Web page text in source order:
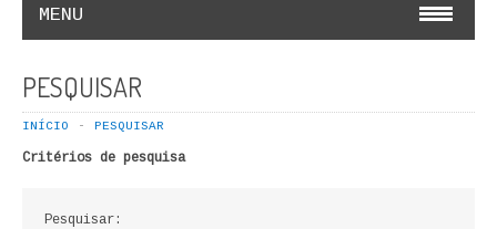
MENU
COSMOS INFANTIL
COLEÇÃO APRENDE A COLORIR
LIVROS DE PINTAR
PESQUISAR
INÍCIO PESQUISAR
Critérios de pesquisa
Pesquisar: